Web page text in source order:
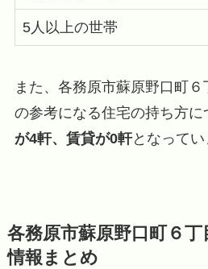
5人以上の世帯
また、各務原市蘇原野口町
の参考になる住宅の持ち方に
が4軒、賃貸が0軒となってい
各務原市蘇原野口町６
情報まとめ